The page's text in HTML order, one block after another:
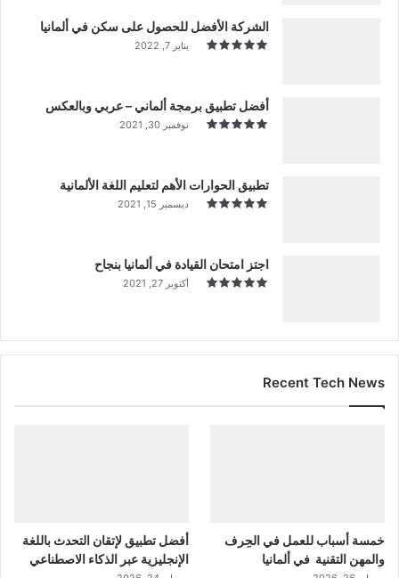
الشركة الأفضل للحصول على سكن في ألمانيا
يناير 7, 2022
أفضل تطبيق برمجة ألماني – عربي وبالعكس
نوفمبر 30, 2021
تطبيق الحوارات الأهم لتعليم اللغة الألمانية
ديسمبر 15, 2021
اجتز امتحان القيادة في ألمانيا بنجاح
أكتوبر 27, 2021
Recent Tech News
خمسة أسباب للعمل في الحِرف
والمهن التقنية في ألمانيا
أفضل تطبيق لإتقان التحدث باللغة
الإنجليزية عبر الذكاء الاصطناعي